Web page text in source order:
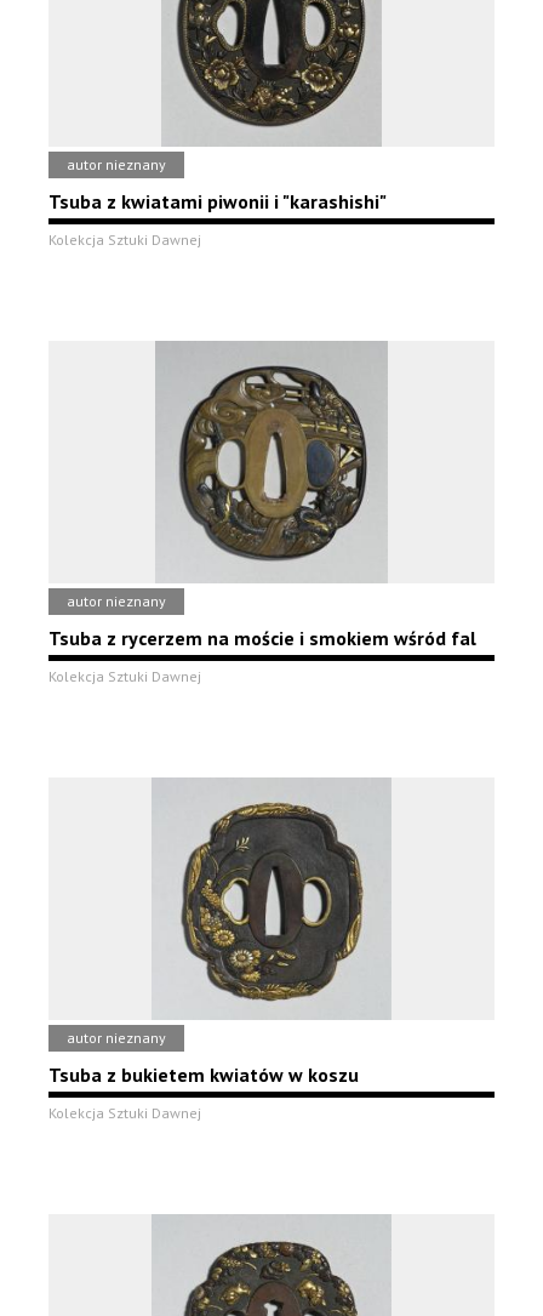
autor nieznany
Tsuba z kwiatami piwonii i "karashishi"
Kolekcja Sztuki Dawnej
autor nieznany
Tsuba z rycerzem na moście i smokiem wśród fal
Kolekcja Sztuki Dawnej
autor nieznany
Tsuba z bukietem kwiatów w koszu
Kolekcja Sztuki Dawnej